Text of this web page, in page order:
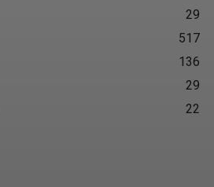
29
517
136
29
22